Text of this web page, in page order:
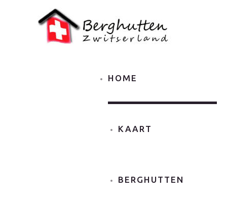
HOME
KAART
BERGHUTTEN